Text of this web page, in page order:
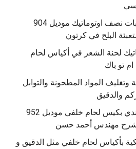
‫ماكينه تعبئه حبوب وحبيبات نصف اوتوماتيك موديل 904
لحنة الشعر في أكياس لحام
وتغليف المواد المطحونة والتوابل
والدقيق
‫شرح ماكينة تعبئة تمر هندي بكيس لحام خلفي موديل 952
بأكياس لحام خلفي مثل الدقيق و